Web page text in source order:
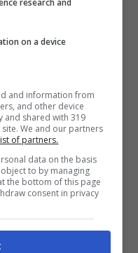
su Rai 1: focus
Italiana’.
in primo piano.
on a device
and information from
and other device
and shared with 319
We and our partners
of partners.
data on the basis
to by managing
the bottom of this page
consent in privacy